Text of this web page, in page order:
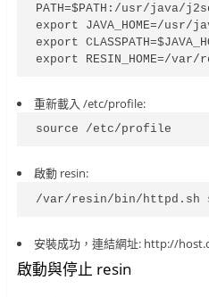
PATH=$PATH:/usr/java/
export JAVA_HOME=/usr/
export
export RESIN_HOME=/var/
重新載入 /etc/profile:
source /etc/profile
啟動 resin:
/var/resin/bin/httpd.sh
安裝成功，連結網址: http://
啟動與停止 resin